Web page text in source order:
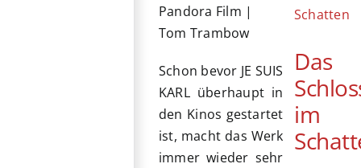
Pandora Film |
Tom Trambow
Schon bevor JE SUIS
KARL überhaupt in
den Kinos gestartet
ist, macht das Werk
immer wieder sehr
Das
im